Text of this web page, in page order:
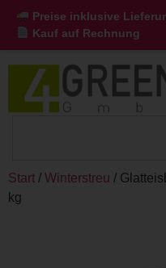
Preise inklusive
Kauf auf Rechnung
Start / Winterstreu /
kg